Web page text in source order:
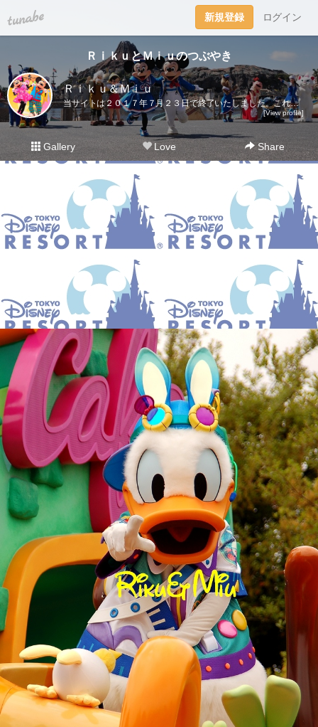
tuna.be 新規登録 ログイン
ＲｉｋｕとＭｉｕのつぶやき
Ｒｉｋｕ＆Ｍｉｕ
当サイトは２０１７年７月２３日で終了いたしました。これまでご愛読いただき、ありがとうございました。ディズニー大好き夫婦のＲｉｋｕ＆Ｍｉｕです。日々の他愛も無いことを呟きます。＜管理人＞Ｒｉｋｕ（夫）→妻の影響でディズニー好きになったにわかファンＭｉｕ（妻）→子供の頃から根っからのディズニー好きＤｉｓｎｅｙ Ｄｒｅａｍｓhttp://waltdisneymagic.blog135.fc2.com/２０１２年３月までＲｉｋｕ＆Ｍｉｕが運営していたディズニーブログです。
[View profile]
Gallery Love Share